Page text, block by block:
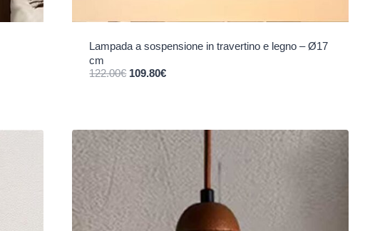
Lampada a sospensione in travertino e legno – Ø17
cm
122.00€ Il prezzo originale era: 122.00€.
109.80€Il prezzo attuale è: 109.80€.